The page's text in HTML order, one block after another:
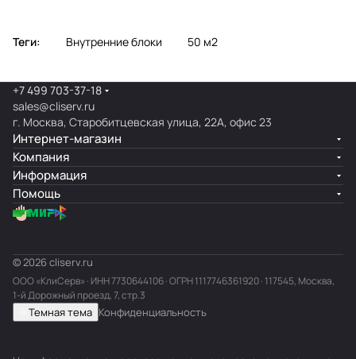
Теги: Внутренние блоки 50 м2
+7 499 703-37-18
sales@cliserv.ru
г. Москва, Старобитцевская улица, 22А, офис 23
Интернет-магазин
Компания
Информация
Помощь
© 2026 cliserv.ru
ООО «КлиСерв» · ИНН7730644106· ОГРН 1117746361920 · 117545, Москва,
1-й Дорожный проезд, 7, стр.3
Темная тема Конфиденциальность